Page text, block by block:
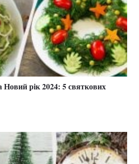
Війна
Світ
Наука
рік 2024: 5 святкових